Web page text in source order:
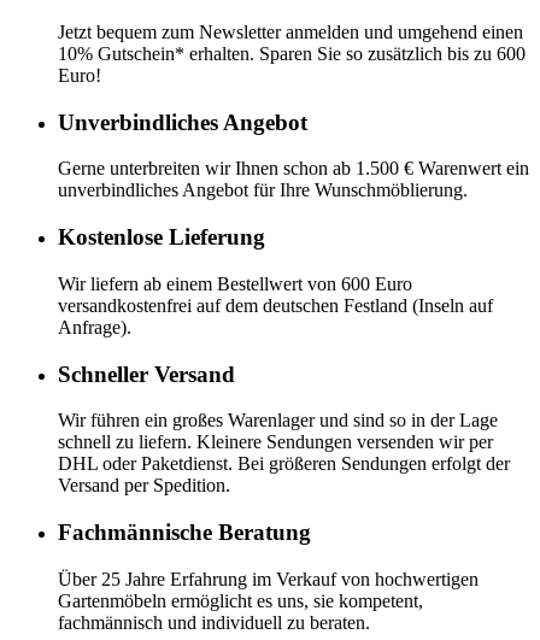
Jetzt bequem zum Newsletter anmelden und umgehend einen
10% Gutschein* erhalten. Sparen Sie so zusätzlich bis zu 600
Euro!
Unverbindliches Angebot
Gerne unterbreiten wir Ihnen schon ab 1.500 € Warenwert ein
unverbindliches Angebot für Ihre Wunschmöblierung.
Kostenlose Lieferung
Wir liefern ab einem Bestellwert von 600 Euro
versandkostenfrei auf dem deutschen Festland (Inseln auf
Anfrage).
Schneller Versand
Wir führen ein großes Warenlager und sind so in der Lage
schnell zu liefern. Kleinere Sendungen versenden wir per
DHL oder Paketdienst. Bei größeren Sendungen erfolgt der
Versand per Spedition.
Fachmännische Beratung
Über 25 Jahre Erfahrung im Verkauf von hochwertigen
Gartenmöbeln ermöglicht es uns, sie kompetent,
fachmännisch und individuell zu beraten.